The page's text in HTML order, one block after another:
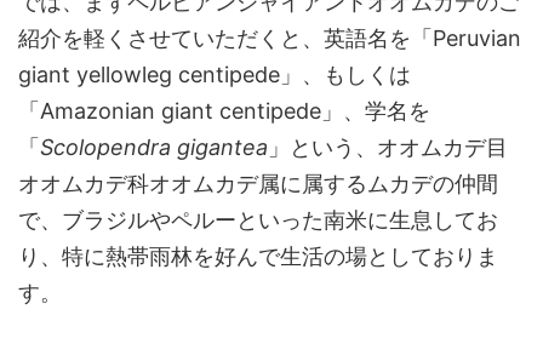
紹介を軽くさせていただくと、英語名を「Peruvian
giant yellowleg centipede」、もしくは
「Amazonian giant centipede」、学名を
「Scolopendra gigantea 」という、オオムカデ目
オオムカデ科オオムカデ属に属するムカデの仲間
で、ブラジルやペルーといった南米に生息してお
り、特に熱帯雨林を好んで生活の場としておりま
す。